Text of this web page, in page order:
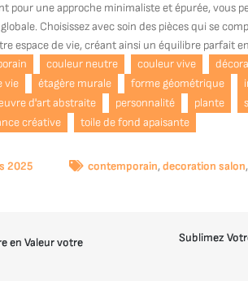
pour une approche minimaliste et épurée, vous
Choisissez avec soin des pièces qui se
espace de vie, créant ainsi un équilibre parfait
couleur neutre couleur vive
vie étagère murale forme géométrique
d'art abstraite personnalité plante
créative toile de fond apaisante
2025 contemporain,decoration salon,
en Valeur votre
Sublimez